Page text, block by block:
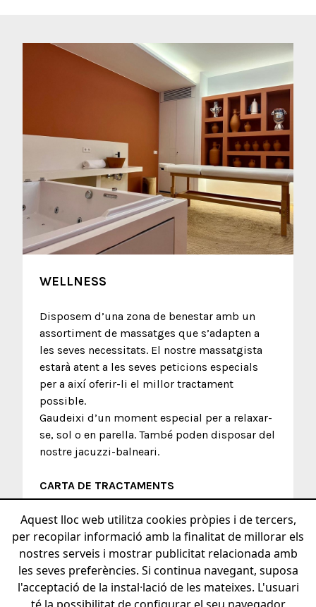
WELLNESS
Disposem d’una zona de benestar amb un
assortiment de massatges que s’adapten a
les seves necessitats. El nostre massatgista
estarà atent a les seves peticions especials
per a així oferir-li el millor tractament
possible.
Gaudeixi d’un moment especial per a relaxar-
se, sol o en parella. També poden disposar del
nostre jacuzzi-balneari.
CARTA DE TRACTAMENTS
+34 872208262
Aquest lloc web utilitza cookies pròpies i de tercers,
per recopilar informació amb la finalitat de millorar els
nostres serveis i mostrar publicitat relacionada amb
les seves preferències. Si continua navegant, suposa
l'acceptació de la instal·lació de les mateixes. L'usuari